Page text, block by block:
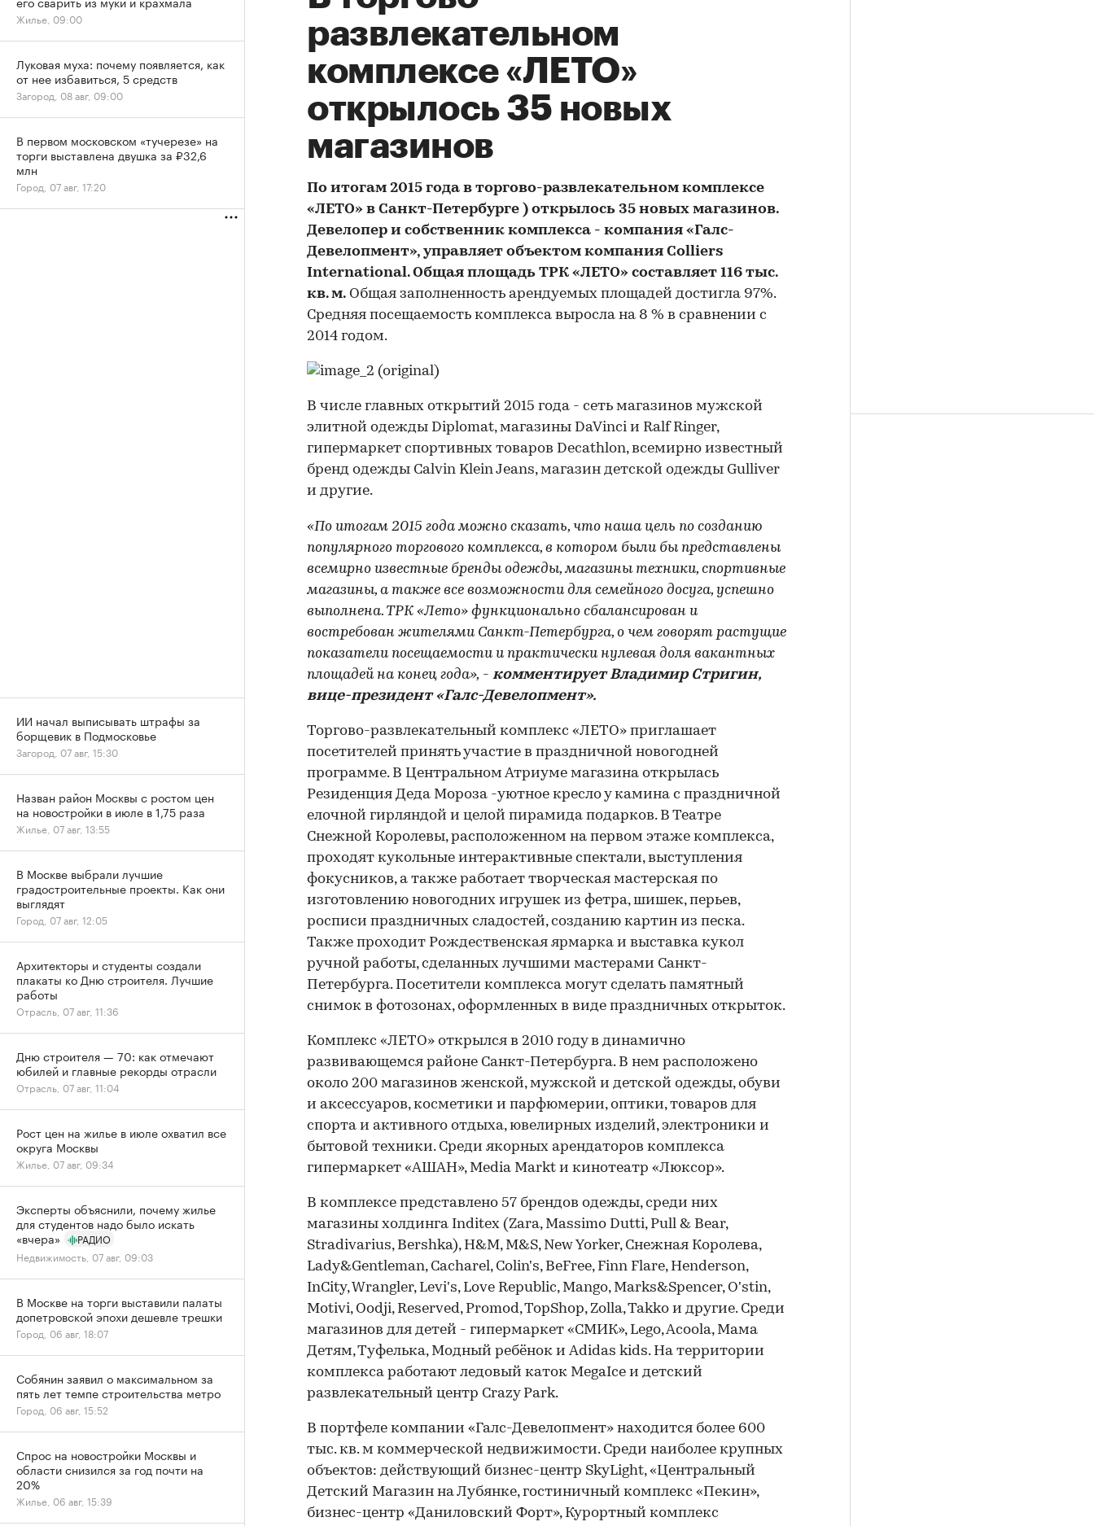
развлекательном
комплексе «ЛЕТО»
открылось 35 новых
магазинов
По итогам 2015 года в торгово-развлекательном комплексе
«ЛЕТО» в Санкт-Петербурге ) открылось 35 новых магазинов.
Девелопер и собственник комплекса - компания «Галс-
Девелопмент», управляет объектом компания Colliers
International. Общая площадь ТРК «ЛЕТО» составляет 116 тыс.
кв. м. Общая заполненность арендуемых площадей достигла 97%.
Средняя посещаемость комплекса выросла на 8 % в сравнении с
2014 годом.
В числе главных открытий 2015 года - сеть магазинов мужской
элитной одежды Diplomat, магазины DaVinci и Ralf Ringer,
гипермаркет спортивных товаров Decathlon, всемирно известный
бренд одежды Calvin Klein Jeans, магазин детской одежды Gulliver
и другие.
00:00
«По итогам 2015 года можно сказать, что наша цель по созданию
популярного торгового комплекса, в котором были бы представлены
всемирно известные бренды одежды, магазины техники, спортивные
магазины, а также все возможности для семейного досуга, успешно
выполнена. ТРК «Лето» функционально сбалансирован и
востребован жителями Санкт-Петербурга, о чем говорят растущие
показатели посещаемости и практически нулевая доля вакантных
площадей на конец года», - комментирует Владимир Стригин,
вице-президент «Галс-Девелопмент».
Торгово-развлекательный комплекс «ЛЕТО» приглашает
посетителей принять участие в праздничной новогодней
программе. В Центральном Атриуме магазина открылась
Резиденция Деда Мороза -уютное кресло у камина с праздничной
елочной гирляндой и целой пирамида подарков. В Театре
Снежной Королевы, расположенном на первом этаже комплекса,
проходят кукольные интерактивные спектали, выступления
фокусников, а также работает творческая мастерская по
изготовлению новогодних игрушек из фетра, шишек, перьев,
росписи праздничных сладостей, созданию картин из песка.
Также проходит Рождественская ярмарка и выставка кукол
ручной работы, сделанных лучшими мастерами Санкт-
Петербурга. Посетители комплекса могут сделать памятный
снимок в фотозонах, оформленных в виде праздничных открыток.
Комплекс «ЛЕТО» открылся в 2010 году в динамично
развивающемся районе Санкт-Петербурга. В нем расположено
около 200 магазинов женской, мужской и детской одежды, обуви
и аксессуаров, косметики и парфюмерии, оптики, товаров для
спорта и активного отдыха, ювелирных изделий, электроники и
бытовой техники. Среди якорных арендаторов комплекса
гипермаркет «АШАН», Media Markt и кинотеатр «Люксор».
В комплексе представлено 57 брендов одежды, среди них
магазины холдинга Inditex (Zara, Massimo Dutti, Pull & Bear,
Stradivarius, Bershka), H&M, M&S, New Yorker, Cнежная Королева,
Lady&Gentleman, Cacharel, Colin's, BeFree, Finn Flare, Henderson,
InCity, Wrangler, Levi's, Love Republic, Mango, Marks&Spencer, O'stin,
Motivi, Oodji, Reserved, Promod, TopShop, Zolla, Takko и другие. Среди
магазинов для детей - гипермаркет «СМИК», Lego, Acoola, Мама
Детям, Туфелька, Модный ребёнок и Adidas kids. На территории
комплекса работают ледовый каток MegaIce и детский
развлекательный центр Crazy Park.
В портфеле компании «Галс-Девелопмент» находится более 600
тыс. кв. м коммерческой недвижимости. Среди наиболее крупных
объектов: действующий бизнес-центр SkyLight, «Центральный
Детский Магазин на Лубянке, гостиничный комплекс «Пекин»,
бизнес-центр «Даниловский Форт», Курортный комплекс
Жилье, 09:00
Луковая муха: почему появляется, как
от нее избавиться, 5 средств
Загород, 08 авг, 09:00
В первом московском «тучерезе» на
торги выставлена двушка за ₽32,6
млн
Город, 07 авг, 17:20
ИИ начал выписывать штрафы за
борщевик в Подмосковье
Загород, 07 авг, 15:30
Назван район Москвы с ростом цен
на новостройки в июле в 1,75 раза
Жилье, 07 авг, 13:55
В Москве выбрали лучшие
градостроительные проекты. Как они
выглядят
Город, 07 авг, 12:05
Архитекторы и студенты создали
плакаты ко Дню строителя. Лучшие
работы
Отрасль, 07 авг, 11:36
Дню строителя — 70: как отмечают
юбилей и главные рекорды отрасли
Отрасль, 07 авг, 11:04
Рост цен на жилье в июле охватил все
округа Москвы
Жилье, 07 авг, 09:34
Эксперты объяснили, почему жилье
для студентов надо было искать
«вчера»
РАДИО
Недвижимость, 07 авг, 09:03
В Москве на торги выставили палаты
допетровской эпохи дешевле трешки
Город, 06 авг, 18:07
Собянин заявил о максимальном за
пять лет темпе строительства метро
Город, 06 авг, 15:52
Спрос на новостройки Москвы и
области снизился за год почти на
20%
Жилье, 06 авг, 15:39